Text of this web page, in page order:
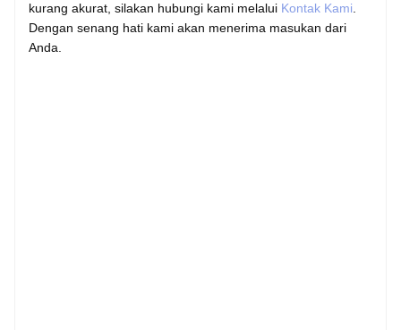
kurang akurat, silakan hubungi kami melalui Kontak Kami.
Dengan senang hati kami akan menerima masukan dari
Anda.